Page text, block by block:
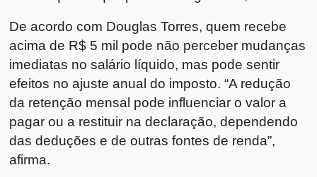
De acordo com Douglas Torres, quem recebe
acima de R$ 5 mil pode não perceber mudanças
imediatas no salário líquido, mas pode sentir
efeitos no ajuste anual do imposto. “A redução
da retenção mensal pode influenciar o valor a
pagar ou a restituir na declaração, dependendo
das deduções e de outras fontes de renda”,
afirma.